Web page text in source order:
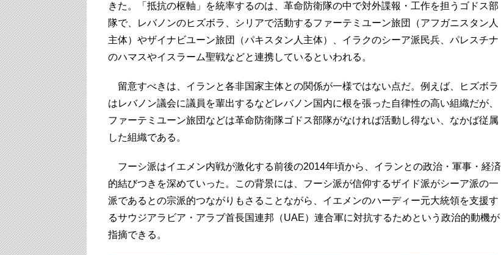
きた。「抵抗の枢軸」を統率するのは、革命防衛隊の中で対外諜報・工作を担うゴドス部
隊で、レバノンのヒズボラ、シリアで活動するファーテミユーン旅団（アフガニスタン人
主体）やザイナビユーン旅団（パキスタン人主体）、イラクのシーア派民兵、パレスチナ
のハマスやイスラーム聖戦などと連携しているといわれる。
留意すべきは、イランと各非国家主体との関係が一様ではない点だ。例えば、ヒズボラ
はレバノン議会に議員を輩出するなどレバノン国内に根を張った自律性の高い組織だが、
ファーテミユーン旅団などは革命防衛隊ゴドス部隊がなければ活動し得ない、なかば従属
した組織である。
フーシ派はイエメン内戦が激化する前後の2014年頃から、イランとの政治・軍事・経済
的結びつきを深めていった。この背景には、フーシ派が信仰するザイド派がシーア派の一
派であるとの宗派的つながりもさることながら、イエメンのハーディー元大統領を支援す
るサウジアラビア・アラブ首長国連邦（UAE）連合軍に対抗するためという政治的動機が
指摘できる。